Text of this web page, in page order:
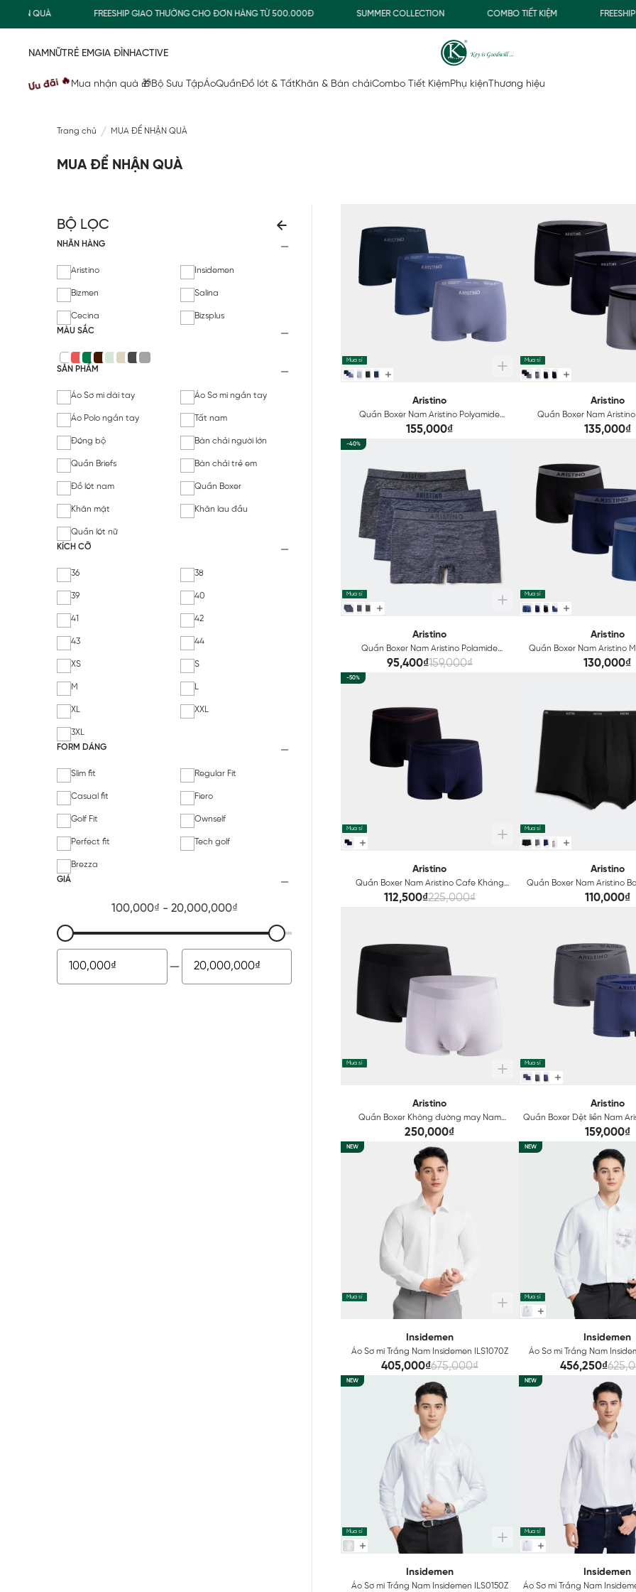
FREESHIP GIAO THƯỜNG CHO ĐƠN HÀNG TỪ 500.000Đ SUMMER COLLECTION COMBO TIẾT KIỆM FREESHIP GIAO
NAMNỮTRẺ EMGIA ĐÌNHACTIVE
Ưu đãi 🔥 Mua nhận quà 🎁Bộ Sưu TậpÁoQuầnĐồ lót & TấtKhăn & Bàn chảiCombo Tiết KiệmPhụ kiện Thương hiệu
Trang chủ MUA ĐỂ NHẬN QUÀ
MUA ĐỂ NHẬN QUÀ
BỘ LỌC
NHÃN HÀNG
Aristino Insidemen
Bizmen Salina
Cecina
Bizsplus
MÀU SẮC
SẢN PHẨM
Áo Sơ mi dài tay Áo Sơ mi ngắn tay
Áo Polo ngắn tay Tất nam
Đóng bộ Bàn chải người lớn
Quần Briefs Bàn chải trẻ em
Đồ lót nam Quần Boxer
Khăn mặt Khăn lau đầu
Quần lót nữ
KÍCH CỠ
36 38
39 40
41 42
43 44
XS S
M L
XL XXL
3XL
FORM DÁNG
Slim fit Regular Fit
Casual fit Fiero
Golf Fit Ownself
Perfect fit Tech golf
Brezza
GIÁ
Mua sỉ
Aristino
Quần Boxer Nam Aristino Polyamide
Seamless Technical ABX069
155,000₫
Mua sỉ
Aristino
Quần Boxer Nam
ABX072
135,000₫
-40%
Mua sỉ
Aristino
Quần Boxer Nam Aristino Polamide
Seamless Technical ABX063
95,400₫159,000₫
Mua sỉ
Aristino
Quần Boxer Nam Aristino
130,000₫
-50%
Mua sỉ
Aristino
Quần Boxer Nam Aristino Cafe Kháng
Khuẩn ABX075
112,500₫225,000₫
Mua sỉ
Aristino
Quần Boxer Nam Aristino
khuẩn ABX1608
110,000₫
Mua sỉ
Aristino
Quần Boxer Không đường may Nam
Aristino Seamless Technical ABX001
250,000₫
Mua sỉ
Aristino
Quần Boxer Dệt liền Nam
Technical
159,000₫
NEW
Mua sỉ
Insidemen
Áo Sơ mi Trắng Nam Insidemen ILS1070Z
405,000₫675,000₫
NEW
Mua sỉ
Insidemen
Áo Sơ mi Trắng Nam
456,250₫
NEW
Mua sỉ
Insidemen
Áo Sơ mi Trắng Nam Insidemen ILS0150Z
NEW
Mua sỉ
Insidemen
Áo Sơ mi Trắng Nam